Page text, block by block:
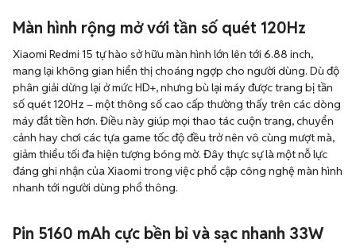
Màn hình rộng mở với tần số quét 120Hz
Xiaomi Redmi 15 tự hào sở hữu màn hình lớn lên tới 6.88 inch,
mang lại không gian hiển thị choáng ngợp cho người dùng. Dù độ
phân giải dừng lại ở mức HD+, nhưng bù lại máy được trang bị tần
số quét 120Hz – một thông số cao cấp thường thấy trên các dòng
máy đắt tiền hơn. Điều này giúp mọi thao tác cuộn trang, chuyển
cảnh hay chơi các tựa game tốc độ đều trở nên vô cùng mượt mà,
giảm thiểu tối đa hiện tượng bóng mờ. Đây thực sự là một nỗ lực
đáng ghi nhận của Xiaomi trong việc phổ cập công nghệ màn hình
nhanh tới người dùng phổ thông.
Pin 5160 mAh cực bền bỉ và sạc nhanh 33W